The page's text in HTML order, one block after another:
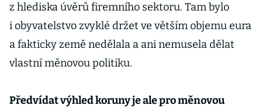
z hlediska úvěrů firemního sektoru. Tam bylo
i obyvatelstvo zvyklé držet ve větším objemu eura
a fakticky země nedělala a ani nemusela dělat
vlastní měnovou politiku.
Předvídat výhled koruny je ale pro měnovou